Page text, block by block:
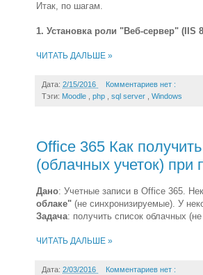
Итак, по шагам.
1. Установка роли "Веб-сервер" (IIS
ЧИТАТЬ ДАЛЬШЕ »
Дата: 2/15/2016
Комментариев нет :
Тэги: Moodle php sql server Windows
Office 365 Как
(облачных учеток)
Дано: Учетные записи в Office 365.
облаке" (не синхронизируемые). У
Задача: получить список облачных
ЧИТАТЬ ДАЛЬШЕ »
Дата: 2/03/2016
Комментариев нет :